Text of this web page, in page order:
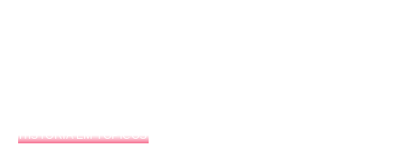
HISTÓRIA EM TÓPICOS